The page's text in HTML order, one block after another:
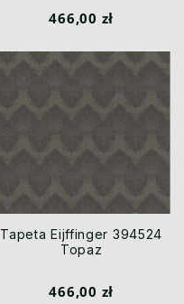
466,00 zł
Tapeta Eijffinger 394524
Topaz
466,00 zł